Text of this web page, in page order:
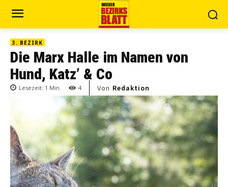
3. BEZIRK
Die Marx Halle im Namen von
Hund, Katz’ & Co
Lesezeit: 1 Min. 4 Von Redaktion